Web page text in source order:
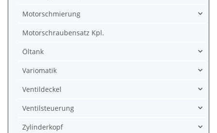
Motorschmierung
Motorschraubensatz Kpl.
Öltank
Variomatik
Ventildeckel
Ventilsteuerung
Zylinderkopf